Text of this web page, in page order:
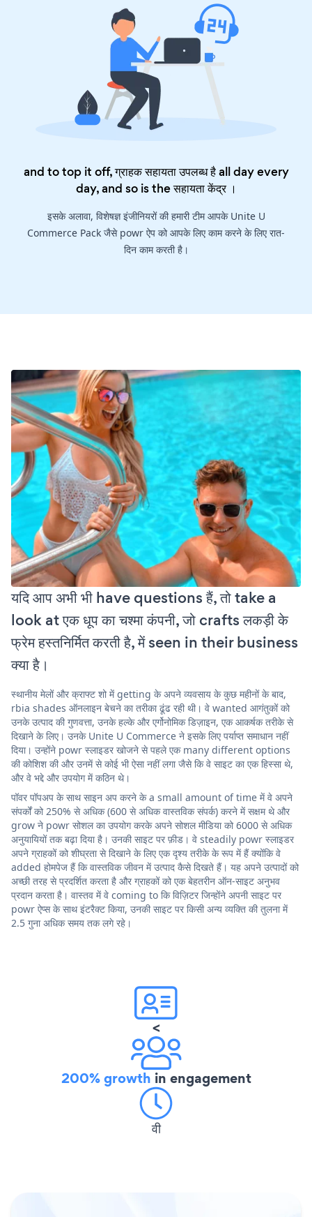
and to top it off, ग्राहक सहायता उपलब्ध है all day every
day, and so is theसहायता केंद्र।
इसके अलावा, विशेषज्ञ इंजीनियरों की हमारी टीम आपके Unite U
Commerce Pack जैसे powr ऐप को आपके लिए काम करने के लिए रात-
दिन काम करती है।
यदि आप अभी भी have questions हैं, तो take a
look at एक धूप का चश्मा कंपनी, जो crafts लकड़ी के
फ्रेम हस्तनिर्मित करती है, में seen in their business
क्या है।
स्थानीय मेलों और क्राफ्ट शो में getting के अपने व्यवसाय के कुछ महीनों के बाद,
rbia shades ऑनलाइन बेचने का तरीका ढूंढ रही थी। वे wanted आगंतुकों को
उनके उत्पाद की गुणवत्ता, उनके हल्के और एर्गोनोमिक डिज़ाइन, एक आकर्षक तरीके से
दिखाने के लिए। उनके Unite U Commerce ने इसके लिए पर्याप्त समाधान नहीं
दिया। उन्होंने powr स्लाइडर खोजने से पहले एक many different options
की कोशिश की और उनमें से कोई भी ऐसा नहीं लगा जैसे कि वे साइट का एक हिस्सा थे,
और वे भद्दे और उपयोग में कठिन थे।
पॉवर पॉपअप के साथ साइन अप करने के a small amount of time में वे अपने
संपर्कों को 250% से अधिक (600 से अधिक वास्तविक संपर्क) करने में सक्षम थे और
grow ने powr सोशल का उपयोग करके अपने सोशल मीडिया को 6000 से अधिक
अनुयायियों तक बढ़ा दिया है। उनकी साइट पर फ़ीड। वे steadily powr स्लाइडर
अपने ग्राहकों को शीघ्रता से दिखाने के लिए एक दृश्य तरीके के रूप में हैं क्योंकि वे
added होमपेज हैं कि वास्तविक जीवन में उत्पाद कैसे दिखते हैं। यह अपने उत्पादों को
अच्छी तरह से प्रदर्शित करता है और ग्राहकों को एक बेहतरीन ऑन-साइट अनुभव
प्रदान करता है। वास्तव में वे coming to कि विज़िटर जिन्होंने अपनी साइट पर
powr ऐप्स के साथ इंटरैक्ट किया, उनकी साइट पर किसी अन्य व्यक्ति की तुलना में
2.5 गुना अधिक समय तक लगे रहे।
<
200% growth in engagement
वी